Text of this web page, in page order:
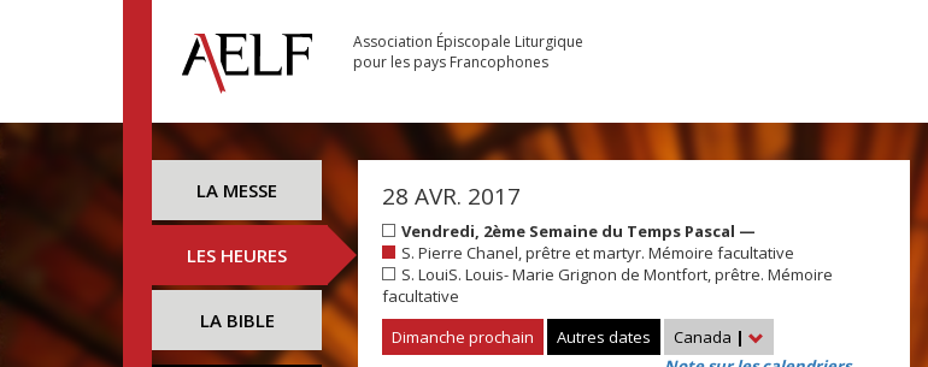
Association Épiscopale Liturgique
pour les pays Francophones
LA MESSE
LES HEURES
LA BIBLE
28 AVR. 2017
Vendredi, 2ème Semaine du Temps Pascal —
S. Pierre Chanel, prêtre et martyr. Mémoire facultative
S. LouiS. Louis- Marie Grignon de Montfort, prêtre. Mémoire
facultative
Dimanche prochain
Autres dates Canada |